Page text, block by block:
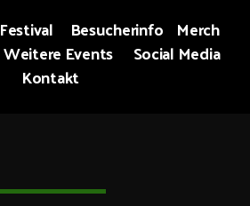
Festival Besucherinfo Merch
Weitere Events
Social Media
Kontakt